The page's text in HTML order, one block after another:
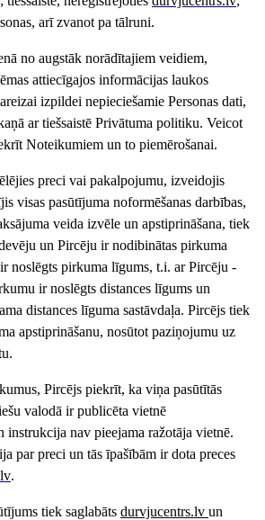
arī zvanot pa tālruni.
no augstāk norādītajiem veidiem,
attiecīgajos informācijas laukos
izpildei nepieciešamie Personas dati,
ar tiešsaistē Privātuma politiku. Veicot
Noteikumiem un to piemērošanai.
preci vai pakalpojumu, izveidojis
visas pasūtījuma noformēšanas darbības,
veida izvēle un apstiprināšana, tiek
un Pircēju ir nodibinātas pirkuma
noslēgts pirkuma līgums, t.i. ar Pircēju -
ir noslēgts distances līgums un
distances līguma sastāvdaļa. Pircējs tiek
apstiprināšanu, nosūtot paziņojumu uz
Pircējs piekrīt, ka viņa pasūtītās
valodā ir publicēta vietnē
instrukcija nav pieejama ražotāja vietnē.
par preci un tās īpašībām ir dota preces
.
tiek saglabāts durvjucentrs.lv un